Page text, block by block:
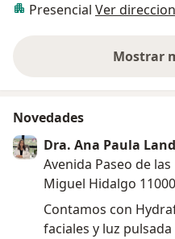
Presencial Ver
Mostrar
Novedades
Dra. Ana Paula
Avenida Paseo de
Miguel Hidalgo 11000
Contamos con
faciales y luz